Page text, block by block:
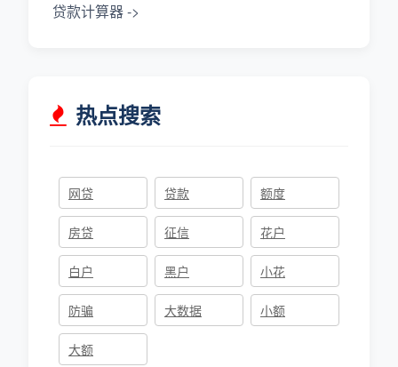
贷款计算器 ->
热点搜索
网贷 贷款 额度
房贷 征信 花户
白户 黑户 小花
防骗 大数据 小额
大额